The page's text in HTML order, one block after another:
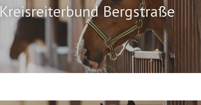
Kreisreiterbund Bergstraße